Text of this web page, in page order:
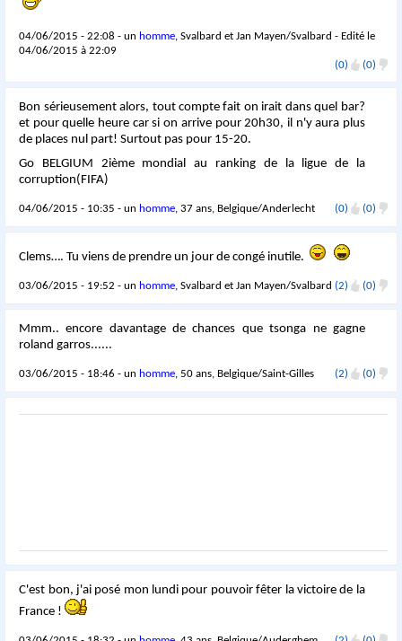
04/06/2015 - 22:08 - un homme, Svalbard et Jan Mayen/Svalbard - Edité le
04/06/2015 à 22:09
(0)
(0)
Bon sérieusement alors, tout compte fait on irait dans quel bar?
et pour quelle heure car si on arrive pour 20h30, il n'y aura plus
de places nul part! Surtout pas pour 15-20.
Go BELGIUM 2ième mondial au ranking de la ligue de la
corruption(FIFA)
04/06/2015 - 10:35 - un homme, 37 ans, Belgique/Anderlecht (0) (0)
Clems…. Tu viens de prendre un jour de congé inutile.
03/06/2015 - 19:52 - un homme, Svalbard et Jan Mayen/Svalbard (2) (0)
Mmm.. encore davantage de chances que tsonga ne gagne
roland garros......
03/06/2015 - 18:46 - un homme, 50 ans, Belgique/Saint-Gilles (2) (0)
C'est bon, j'ai posé mon lundi pour pouvoir fêter la victoire de la
France !